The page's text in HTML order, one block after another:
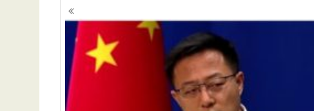
Posts
navigation